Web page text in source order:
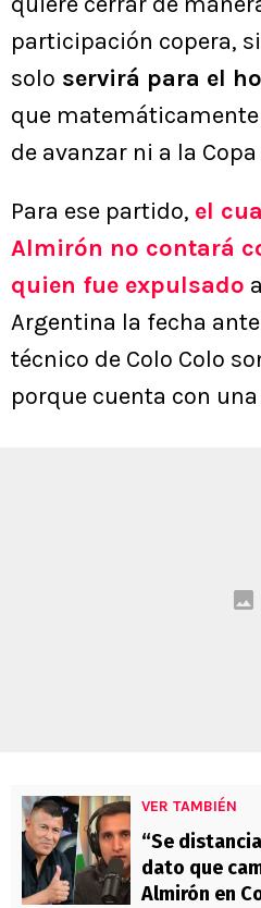
participación copera,
solo servirá para el
que
de avanzar ni a la
Para ese partido, el
Almirón no contará
quien fue expulsado
Argentina la fecha
técnico de Colo Colo
porque cuenta con
VER TAMBIÉN
“Se
dato que
Almirón en